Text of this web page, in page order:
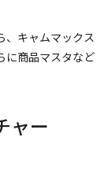
、キャムマックス
に商品マスタなど
ャー